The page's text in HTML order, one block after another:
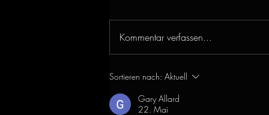
Archetyp: Die Mutter
Kommentar verfassen...
Sortieren nach: Aktuell
Gary Allard
22. Mai